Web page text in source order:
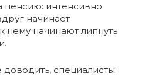
пенсию: интенсивно
начинает
нему начинают липнуть
специалисты